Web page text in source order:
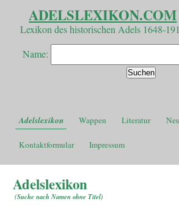
ADELSLEXIKON.COM
Lexikon des historischen Adels 1648-
Name:
Adelslexikon Wappen Literatur
Kontaktformular Impressum
Adelslexikon
(Suche nach Namen ohne Titel)